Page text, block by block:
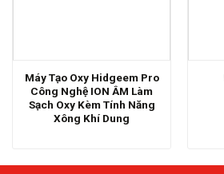
Máy Tạo Oxy Hidgeem Pro
Công Nghệ ION ÂM Làm
Sạch Oxy Kèm Tính Năng
Xông Khí Dung